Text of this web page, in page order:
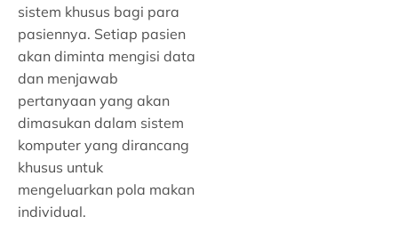
sistem khusus bagi para
pasiennya. Setiap pasien
akan diminta mengisi data
dan menjawab
pertanyaan yang akan
dimasukan dalam sistem
komputer yang dirancang
khusus untuk
mengeluarkan pola makan
individual.